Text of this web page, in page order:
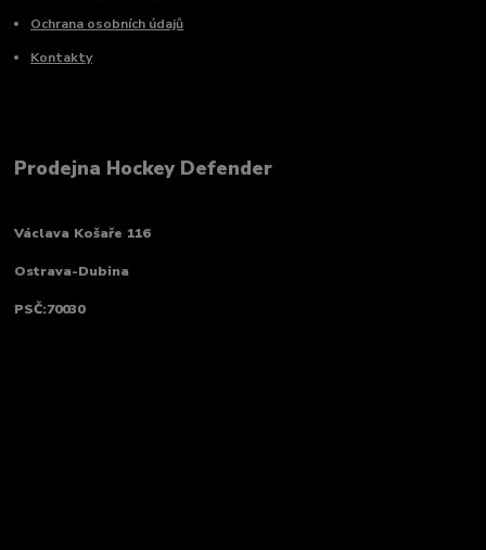
Ochrana osobních údajů
Kontakty
Prodejna Hockey Defender
Václava Košaře 116
Ostrava-Dubina
PSČ:70030